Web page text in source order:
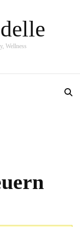
Wellness